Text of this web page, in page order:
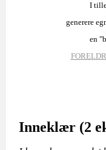
I
generere
en
Inneklær (2